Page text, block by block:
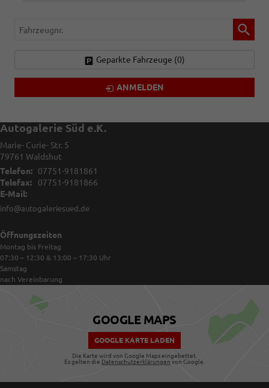
Fahrzeugnr.
Geparkte Fahrzeuge (0)
ANMELDEN
Autogalerie Süd e.K.
Marie- Curie- Str. 5
79761 Waldshut
Telefon:
07751-9181861
Telefax:
07751-9181866
E-Mail:
info@autogaleriesued.de
Öffnungszeiten
Montag bis Freitag
07:30 – 12:30 & 13:00 – 17:30 Uhr
Samstag
nach Vereinbarung
GOOGLE MAPS
GOOGLE KARTE LADEN
Die Karte wird von Google Maps eingebettet.
Es gelten die Datenschutzerklärungen von Google.